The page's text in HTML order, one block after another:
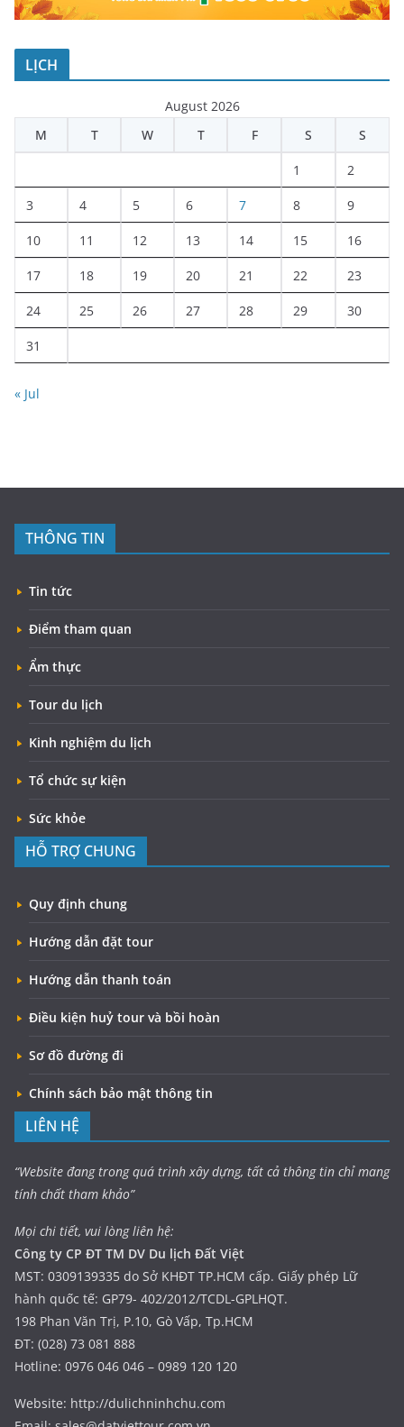
LỊCH
August 2026
M
T W T F S S
1 2
3 4 5 6 7 8 9
10 11 12 13 14 15 16
17 18 19 20 21 22 23
24 25 26 27 28 29 30
31
« Jul
THÔNG TIN
Tin tức
Điểm tham quan
Ẩm thực
Tour du lịch
Kinh nghiệm du lịch
Tổ chức sự kiện
Sức khỏe
HỖ TRỢ CHUNG
Quy định chung
Hướng dẫn đặt tour
Hướng dẫn thanh toán
Điều kiện huỷ tour và bồi hoàn
Sơ đồ đường đi
Chính sách bảo mật thông tin
LIÊN HỆ
“Website đang trong quá trình xây dựng, tất cả thông tin chỉ mang
tính chất tham khảo”
Mọi chi tiết, vui lòng liên hệ:
Công ty CP ĐT TM DV Du lịch Đất Việt
MST: 0309139335 do Sở KHĐT TP.HCM cấp. Giấy phép Lữ
hành quốc tế: GP79- 402/2012/TCDL-GPLHQT.
198 Phan Văn Trị, P.10, Gò Vấp, Tp.HCM
ĐT: (028) 73 081 888
Hotline: 0976 046 046 – 0989 120 120
Website: http://dulichninhchu.com